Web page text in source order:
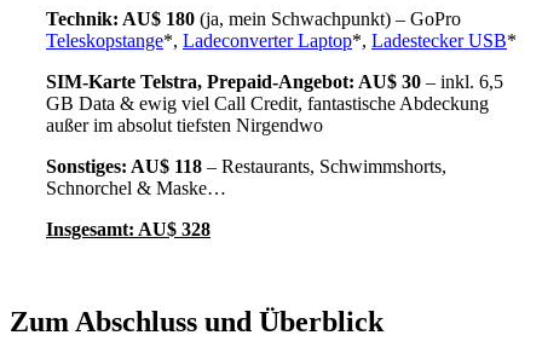
Technik: AU$ 180 (ja, mein Schwachpunkt) – GoPro
Teleskopstange*, Ladeconverter Laptop*, Ladestecker USB*
SIM-Karte Telstra, Prepaid-Angebot: AU$ 30 – inkl. 6,5
GB Data & ewig viel Call Credit, fantastische Abdeckung
außer im absolut tiefsten Nirgendwo
Sonstiges: AU$ 118 – Restaurants, Schwimmshorts,
Schnorchel & Maske…
Insgesamt: AU$ 328
Zum Abschluss und Überblick